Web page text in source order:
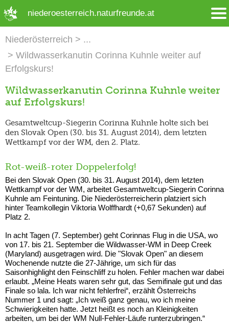
niederoesterreich.naturfreunde.at
Niederösterreich
Wildwasserkanutin Corinna Kuhnle weiter auf
Erfolgskurs!
Wildwasserkanutin Corinna Kuhnle weiter
auf Erfolgskurs!
Gesamtweltcup-Siegerin Corinna Kuhnle holte sich bei
den Slovak Open (30. bis 31. August 2014), dem letzten
Wettkampf vor der WM, den 2. Platz.
Rot-weiß-roter Doppelerfolg!
Bei den Slovak Open (30. bis 31. August 2014), dem letzten
Wettkampf vor der WM, arbeitet Gesamtweltcup-Siegerin Corinna
Kuhnle am Feintuning. Die Niederösterreicherin platziert sich
hinter Teamkollegin Viktoria Wolffhardt (+0,67 Sekunden) auf
Platz 2.
In acht Tagen (7. September) geht Corinnas Flug in die USA, wo
von 17. bis 21. September die Wildwasser-WM in Deep Creek
(Maryland) ausgetragen wird. Die "Slovak Open" an diesem
Wochenende nutzte die 27-Jährige, um sich für das
Saisonhighlight den Feinschliff zu holen. Fehler machen war dabei
erlaubt. „Meine Heats waren sehr gut, das Semifinale gut und das
Finale so lala. Ich war nicht fehlerfrei“, erzählt Österreichs
Nummer 1 und sagt: „Ich weiß ganz genau, wo ich meine
Schwierigkeiten hatte. Jetzt heißt es noch an Kleinigkeiten
arbeiten, um bei der WM Null-Fehler-Läufe runterzubringen.“